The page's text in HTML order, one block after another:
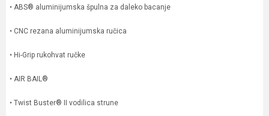
• ABS® aluminijumska špulna za daleko bacanje
• CNC rezana aluminijumska ručica
• Hi-Grip rukohvat ručke
• AIR BAIL®
• Twist Buster® II vodilica strune